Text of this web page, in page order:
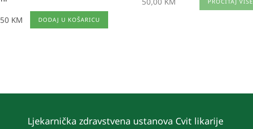
KM DODAJ U KOŠARICU
Ljekarnička zdravstvena ustanova Cvit likarije